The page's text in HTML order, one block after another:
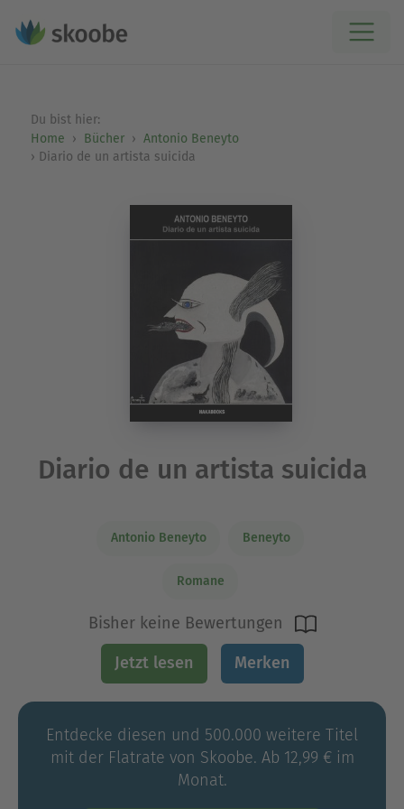
Du bist hier:
Home
Bücher
Antonio Beneyto
Diario de un artista suicida
Diario de un artista suicida
Antonio Beneyto Beneyto
Romane
Bisher keine Bewertungen
Jetzt lesen Merken
Entdecke diesen und 500.000 weitere Titel
mit der Flatrate von Skoobe. Ab 12,99 € im
Monat.